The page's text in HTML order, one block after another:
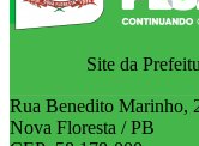
Site da
Rua Benedito Marinho,
Nova Floresta / PB